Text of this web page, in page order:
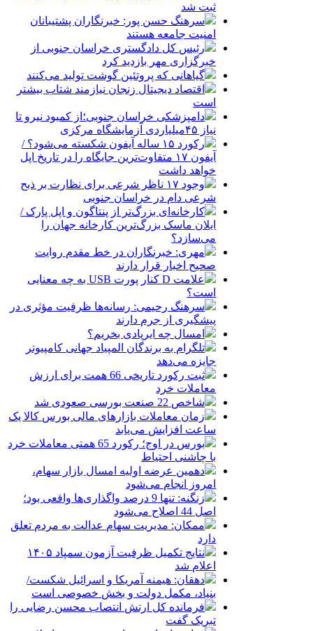
ثبت شد
سرهنگ حسن پور: خبرنگاران پشتیبانان
امنیت جامعه هستند
رئیس کل دادگستری خراسان جنوبی از
خبرگزاری مهر بازدید کرد
گیاهانی که پروتئین گوشت تولید می‌کنند
اقتصاد دیجیتال زنجان نیازمند شتاب بیشتر
است
دامپزشکی خراسان جنوبی؛از کمبود نیرو تا
نیاز ۴۵میلیاردی آزمایشگاه مرکزی
رکورد ۱۵ ساله آیفون شکسته می‌شود؟ /
آیفون ۱۷ متفاوت‌ترین جایگاه را در تاریخ اپل
خواهد داشت
وجود ۱۷ ناظر شرعی برای نظارت بر ذبح
شرعی دام در خراسان جنوبی
کارخانه‌ای بزرگ‌تر از پنتاگون و اپل پارک /
ایلان ماسک بزرگ‌ترین کارخانه جهان را
می‌سازد؟
مهری: خبرنگاران در خط مقدم روایت
صحیح اخبار قرار دارند
علامت D کنار پورت USB به چه معنایی
است؟
سرهنگ رحیمی: رسانه‌ها ظرفیت مؤثری در
پیشگیری از جرم دارند
امسال چه ایرپادی بخریم؟
تلگرام به برندگان المپیاد جهانی کامپیوتر
جایزه می‌دهد
ثبت رکورد تاریخی 66 همت برای ارزش
معاملات خرد
شاخص 22 صنعت بورسی صعودی شد
زمان معاملات بازارهای مالی بورس کالا یک
ساعت افزایش می‌یابد
بورس در اوج؛ رکورد 65 همتی معاملات خرد
با چاشنی احتیاط
دهمین عرضه اولیه امسال بازار سهام،
امروز انجام می‌شود
زنگنه: تنها 9 درصد واگذاری‌ها واقعی بود؛
اصل 44 اصلاح می‌شود
ممکان: مدیریت سهام عدالت به مردم تعلق
دارد
نتایج تکمیل ظرفیت آزمون سمپاد ۱۴۰۵
اعلام شد
دهقان: هیمنه آمریکا و اسرائیل شکست/
بنیاد، مکمل دولت و بخش خصوصی است
فرمانده کل ارتش انتصاب محسن رضایی را
تبریک گفت